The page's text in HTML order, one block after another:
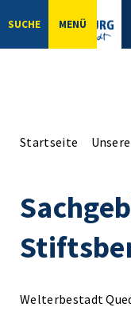
SUCHE MENÜ
Startseite
Welterbestadt